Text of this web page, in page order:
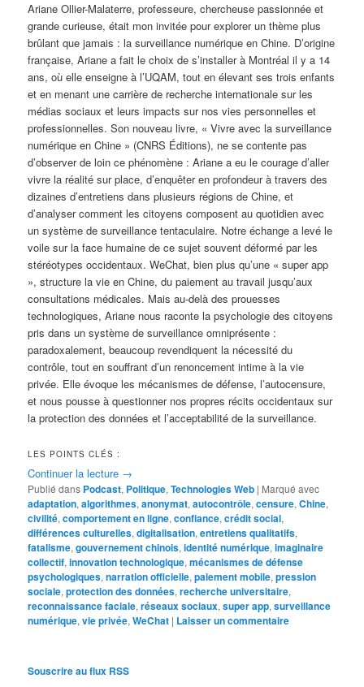
Ariane Ollier-Malaterre, professeure, chercheuse passionnée et
grande curieuse, était mon invitée pour explorer un thème plus
brûlant que jamais : la surveillance numérique en Chine. D’origine
française, Ariane a fait le choix de s’installer à Montréal il y a 14
ans, où elle enseigne à l’UQAM, tout en élevant ses trois enfants
et en menant une carrière de recherche internationale sur les
médias sociaux et leurs impacts sur nos vies personnelles et
professionnelles. Son nouveau livre, « Vivre avec la surveillance
numérique en Chine » (CNRS Éditions), ne se contente pas
d’observer de loin ce phénomène : Ariane a eu le courage d’aller
vivre la réalité sur place, d’enquêter en profondeur à travers des
dizaines d’entretiens dans plusieurs régions de Chine, et
d’analyser comment les citoyens composent au quotidien avec
un système de surveillance tentaculaire. Notre échange a levé le
voile sur la face humaine de ce sujet souvent déformé par les
stéréotypes occidentaux. WeChat, bien plus qu’une « super app
», structure la vie en Chine, du paiement au travail jusqu’aux
consultations médicales. Mais au-delà des prouesses
technologiques, Ariane nous raconte la psychologie des citoyens
pris dans un système de surveillance omniprésente :
paradoxalement, beaucoup revendiquent la nécessité du
contrôle, tout en souffrant d’un renoncement intime à la vie
privée. Elle évoque les mécanismes de défense, l’autocensure,
et nous pousse à questionner nos propres récits occidentaux sur
la protection des données et l’acceptabilité de la surveillance.
LES POINTS CLÉS :
Continuer la lecture →
Publié dans Podcast, Politique,Technologies Web | Marqué avec
adaptation,algorithmes,anonymat,autocontrôle,censure,Chine,
civilité,comportement en ligne,confiance,crédit social,
différences culturelles,digitalisation,entretiens qualitatifs,
fatalisme,gouvernement chinois,identité numérique,imaginaire
collectif,innovation technologique,mécanismes de défense
psychologiques,narration officielle,paiement mobile,pression
sociale,protection des données,recherche universitaire,
reconnaissance faciale,réseaux sociaux,super app,surveillance
numérique,vie privée,WeChat | Laisser un commentaire
Souscrire au flux RSS